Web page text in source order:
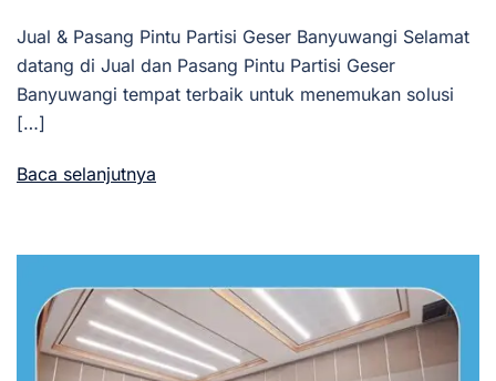
Jual & Pasang Pintu Partisi Geser Banyuwangi Selamat
datang di Jual dan Pasang Pintu Partisi Geser
Banyuwangi tempat terbaik untuk menemukan solusi
[…]
Baca selanjutnya